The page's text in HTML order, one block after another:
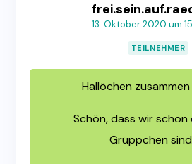
13. Oktober 2020 um
TEILNEHMER
Hallöchen zusammen
Schön, dass wir schon
Grüppchen